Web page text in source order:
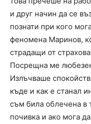
и друг начин да се
познати при кого
феномена Маринов,
страдащи от
Посрещна ме
Излъчваше
къде и как е станал
съм била облечена в
почивка и ако мога